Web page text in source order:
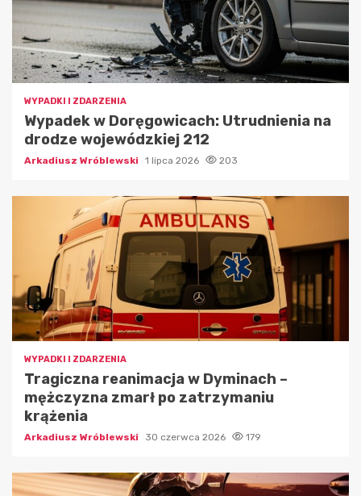
WYPADKI I ZDARZENIA
Wypadek w Doręgowicach: Utrudnienia na
drodze wojewódzkiej 212
Arkadiusz Wróblewski 1 lipca 2026 203
WYPADKI I ZDARZENIA
Tragiczna reanimacja w Dyminach –
mężczyzna zmarł po zatrzymaniu
krążenia
Arkadiusz Wróblewski 30 czerwca 2026 179